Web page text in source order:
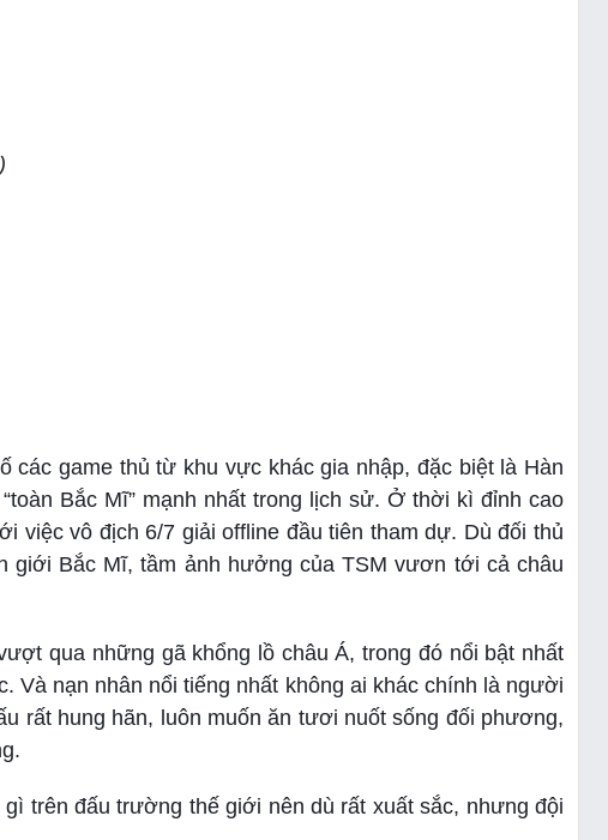
game thủ từ khu vực khác gia nhập, đặc biệt là Hàn
Bắc Mĩ” mạnh nhất trong lịch sử. Ở thời kì đỉnh cao
việc vô địch 6/7 giải offline đầu tiên tham dự. Dù đối thủ
giới Bắc Mĩ, tầm ảnh hưởng của TSM vươn tới cả châu
qua những gã khổng lồ châu Á, trong đó nổi bật nhất
Và nạn nhân nổi tiếng nhất không ai khác chính là người
rất hung hãn, luôn muốn ăn tươi nuốt sống đối phương,
trên đấu trường thế giới nên dù rất xuất sắc, nhưng đội